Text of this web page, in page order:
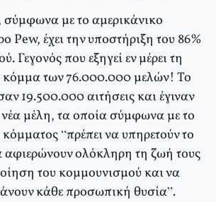
με το αμερικάνικο
Pew, έχει την υποστήριξη του 86%
Γεγονός που εξηγεί εν μέρει τη
κόμμα των 76.000.000 μελών! Το
19.500.000 αιτήσεις και έγιναν
μέλη, τα οποία σύμφωνα με το
“πρέπει να υπηρετούν το
ολόκληρη τη ζωή τους
του κομμουνισμού και να
κάθε προσωπική θυσία”.